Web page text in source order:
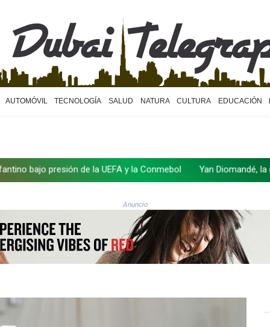
AUTOMÓVIL TECNOLOGÍA SALUD NATURA CULTURA EDUCACIÓN
presión de la UEFA y la Conmebol Yan Diomandé, la nueva
Anuncio